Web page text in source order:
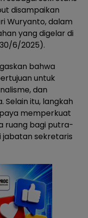
disampaikan
Wuryanto, dalam
yang digelar di
6/2025).
bahwa
untuk
dan
itu, langkah
memperkuat
ruang bagi putra-
jabatan sekretaris